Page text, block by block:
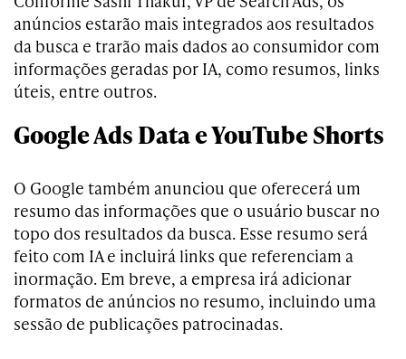
anúncios estarão mais integrados aos resultados
da busca e trarão mais dados ao consumidor com
informações geradas por IA, como resumos, links
úteis, entre outros.
Google Ads Data e YouTube Shorts
O Google também anunciou que oferecerá um
resumo das informações que o usuário buscar no
topo dos resultados da busca. Esse resumo será
feito com IA e incluirá links que referenciam a
inormação. Em breve, a empresa irá adicionar
formatos de anúncios no resumo, incluindo uma
sessão de publicações patrocinadas.